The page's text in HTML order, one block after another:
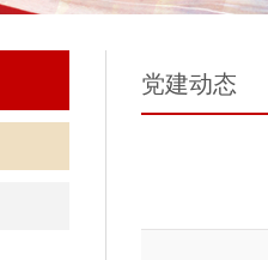
党建动态